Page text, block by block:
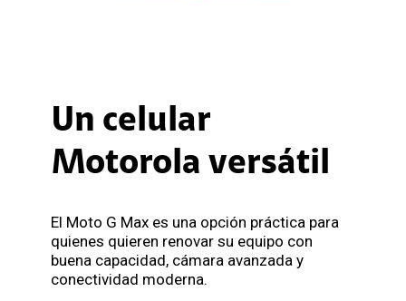
Un celular
Motorola versátil
El Moto G Max es una opción práctica para
quienes quieren renovar su equipo con
buena capacidad, cámara avanzada y
conectividad moderna.